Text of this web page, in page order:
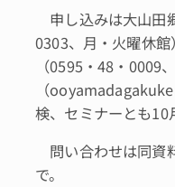
申し込みは大山田
0303、月・火曜休
（0595・48・0009
（
検、セミナーとも10
問い合わせは同資
で。